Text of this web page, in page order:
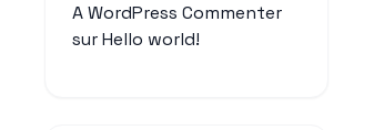
A WordPress Commenter
surHello world!